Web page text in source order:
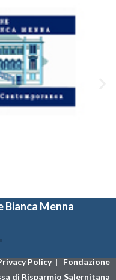
Bianca Menna
Policy|Fondazione
di Risparmio Salernitana